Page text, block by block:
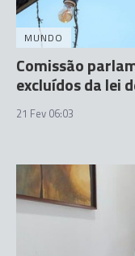
MUNDO
Comissão
excluídos da lei
21 Fev 06:03